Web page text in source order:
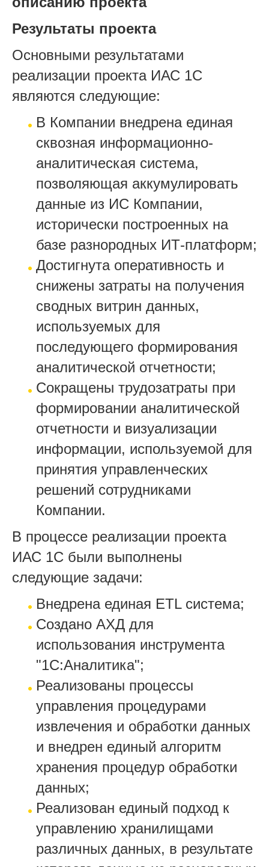
Результаты проекта
Основными результатами
реализации проекта ИАС 1С
являются следующие:
В Компании внедрена единая
сквозная информационно-
аналитическая система,
позволяющая аккумулировать
данные из ИС Компании,
исторически построенных на
базе разнородных ИТ-платформ;
Достигнута оперативность и
снижены затраты на получения
сводных витрин данных,
используемых для
последующего формирования
аналитической отчетности;
Сокращены трудозатраты при
формировании аналитической
отчетности и визуализации
информации, используемой для
принятия управленческих
решений сотрудниками
Компании.
В процессе реализации проекта
ИАС 1С были выполнены
следующие задачи:
Внедрена единая ETL система;
Создано АХД для
использования инструмента
"1С:Аналитика";
Реализованы процессы
управления процедурами
извлечения и обработки данных
и внедрен единый алгоритм
хранения процедур обработки
данных;
Реализован единый подход к
управлению хранилищами
различных данных, в результате